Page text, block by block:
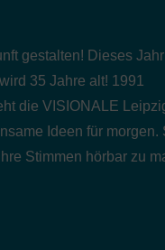
gestalten! Dieses
35 Jahre alt! 1991
die VISIONALE
Ideen für morgen.
Stimmen hörbar zu